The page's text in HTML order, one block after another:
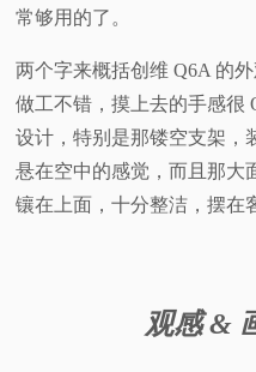
常够用的了。
两个字来概括创维 Q6A 的
做工不错，摸上去的手感很
设计，特别是那镂空支架，
悬在空中的感觉，而且那大
镶在上面，十分整洁，摆在
观感 &